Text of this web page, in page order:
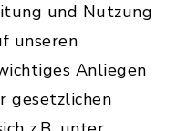
und Nutzung
unseren
Anliegen
gesetzlichen